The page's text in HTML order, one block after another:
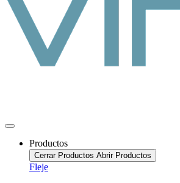
Productos
Cerrar Productos Abrir Productos
Fleje